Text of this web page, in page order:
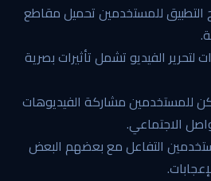
التطبيق للمستخدمين تحميل مقاطع
لتحرير الفيديو تشمل تأثيرات بصرية
للمستخدمين مشاركة الفيديوهات
الاجتماعي.
التفاعل مع بعضهم البعض